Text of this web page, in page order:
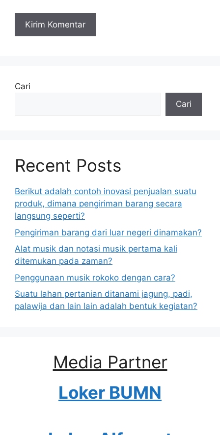
Cari
Cari
Recent Posts
Berikut adalah contoh inovasi penjualan suatu
produk, dimana pengiriman barang secara
langsung seperti?
Pengiriman barang dari luar negeri dinamakan?
Alat musik dan notasi musik pertama kali
ditemukan pada zaman?
Penggunaan musik rokoko dengan cara?
Suatu lahan pertanian ditanami jagung, padi,
palawija dan lain lain adalah bentuk kegiatan?
Media Partner
Loker BUMN